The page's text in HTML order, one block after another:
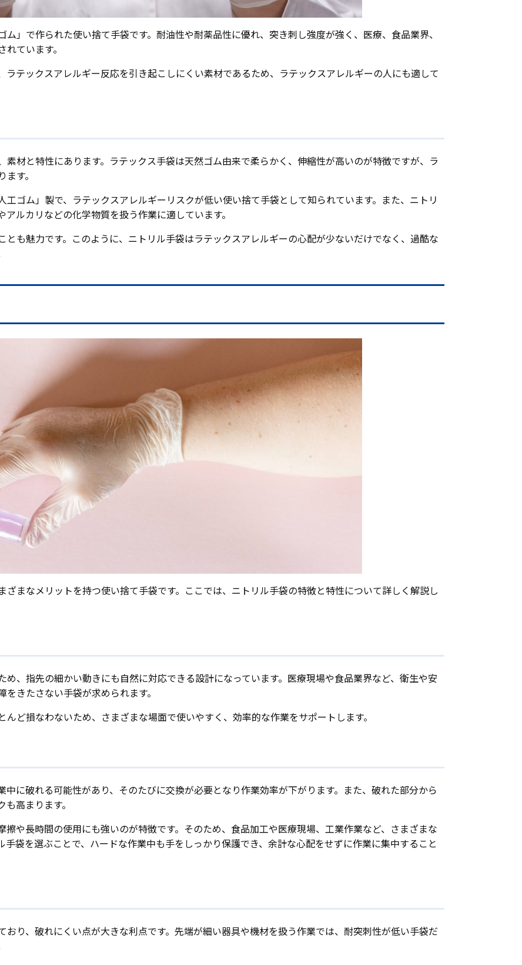
」で作られた使い捨て手袋です。耐油性や耐薬品性に優れ、突き刺し強度が強く、医療、食品業界、
ています。
テックスアレルギー反応を引き起こしにくい素材であるため、ラテックスアレルギーの人にも適して
材と特性にあります。ラテックス手袋は天然ゴム由来で柔らかく、伸縮性が高いのが特徴ですが、ラ
す。
ゴム」製で、ラテックスアレルギーリスクが低い使い捨て手袋として知られています。また、ニトリ
ルカリなどの化学物質を扱う作業に適しています。
とも魅力です。このように、ニトリル手袋はラテックスアレルギーの心配が少ないだけでなく、過酷な
まなメリットを持つ使い捨て手袋です。ここでは、ニトリル手袋の特徴と特性について詳しく解説し
、指先の細かい動きにも自然に対応できる設計になっています。医療現場や食品業界など、衛生や安
きたさない手袋が求められます。
ど損なわないため、さまざまな場面で使いやすく、効率的な作業をサポートします。
に破れる可能性があり、そのたびに交換が必要となり作業効率が下がります。また、破れた部分から
高まります。
や長時間の使用にも強いのが特徴です。そのため、食品加工や医療現場、工業作業など、さまざまな
袋を選ぶことで、ハードな作業中も手をしっかり保護でき、余計な心配をせずに作業に集中すること
り、破れにくい点が大きな利点です。先端が細い器具や機材を扱う作業では、耐突刺性が低い手袋だ